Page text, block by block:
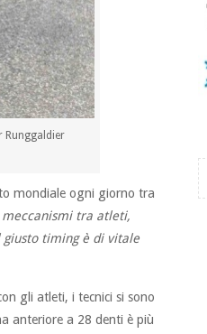
Runggaldier
mondiale ogni giorno tra
tra atleti,
giusto timing è di vitale
gli atleti, i tecnici si sono
anteriore a 28 denti è più